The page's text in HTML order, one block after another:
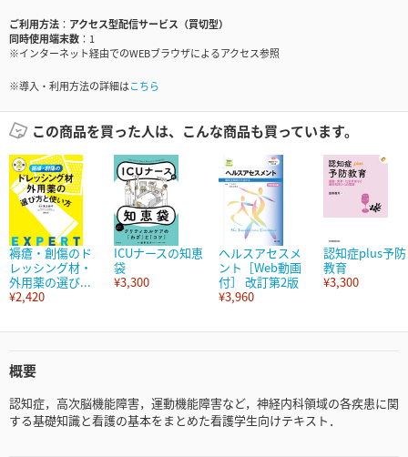
ご利用方法
アクセス型配信サービス（買切型）
同時使用端末数
1
※インターネット経由でのWEBブラウザによるアクセス参照
※導入・利用方法の詳細はこちら
この商品を買った人は、こんな商品も買っています。
褥瘡・創傷のド
レッシング材・
外用薬の選び...
¥2,420
ICUナースの知恵
袋
¥3,300
ヘルスアセスメ
ント［Web動画
付］ 改訂第2版
¥3,960
認知症plus予防
教育
¥3,300
概要
認知症，高次脳機能障害，運動機能障害など，神経内科領域の各疾患に関
する基礎知識と看護の基本をまとめた看護学生向けテキスト．